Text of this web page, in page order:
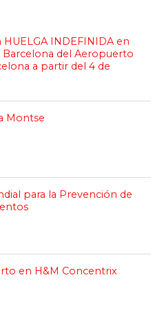
HUELGA INDEFINIDA en
del Aeropuerto
a partir del 4 de
Montse
para la Prevención de
en H&M Concentrix